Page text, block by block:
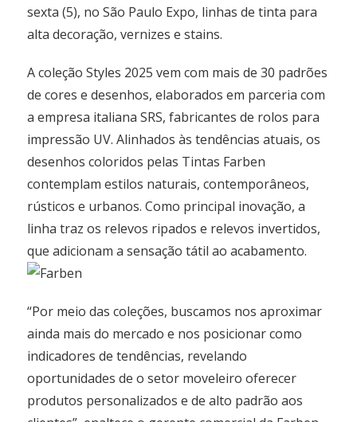
sexta (5), no São Paulo Expo, linhas de tinta para
alta decoração, vernizes e stains.
A coleção Styles 2025 vem com mais de 30 padrões
de cores e desenhos, elaborados em parceria com
a empresa italiana SRS, fabricantes de rolos para
impressão UV. Alinhados às tendências atuais, os
desenhos coloridos pelas Tintas Farben
contemplam estilos naturais, contemporâneos,
rústicos e urbanos. Como principal inovação, a
linha traz os relevos ripados e relevos invertidos,
que adicionam a sensação tátil ao acabamento.
“Por meio das coleções, buscamos nos aproximar
ainda mais do mercado e nos posicionar como
indicadores de tendências, revelando
oportunidades de o setor moveleiro oferecer
produtos personalizados e de alto padrão aos